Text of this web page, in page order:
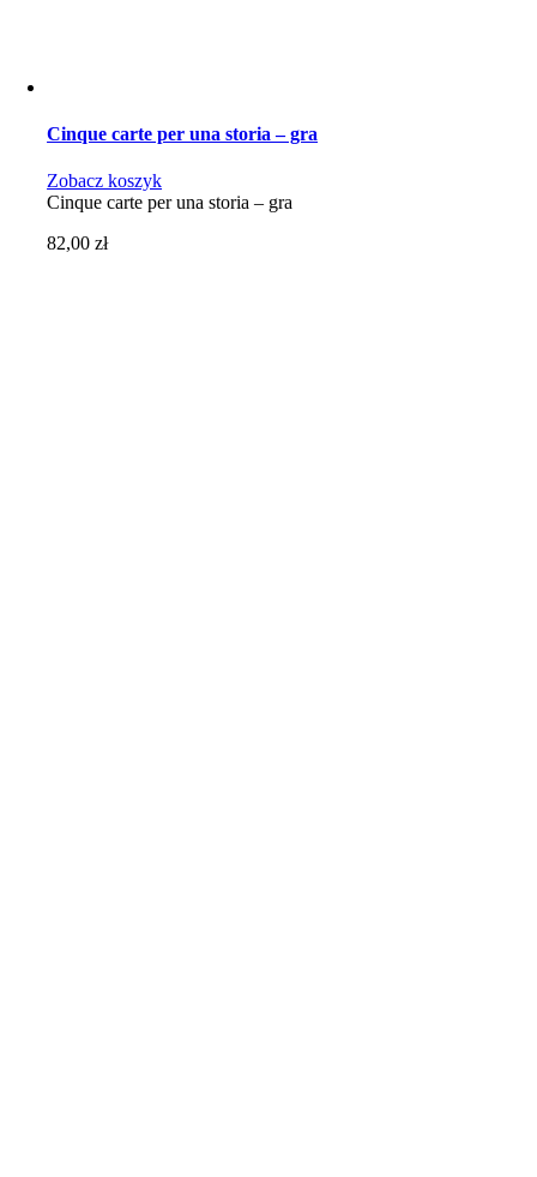
Cinque carte per una storia – gra
Zobacz koszyk
Cinque carte per una storia – gra
82,00zł